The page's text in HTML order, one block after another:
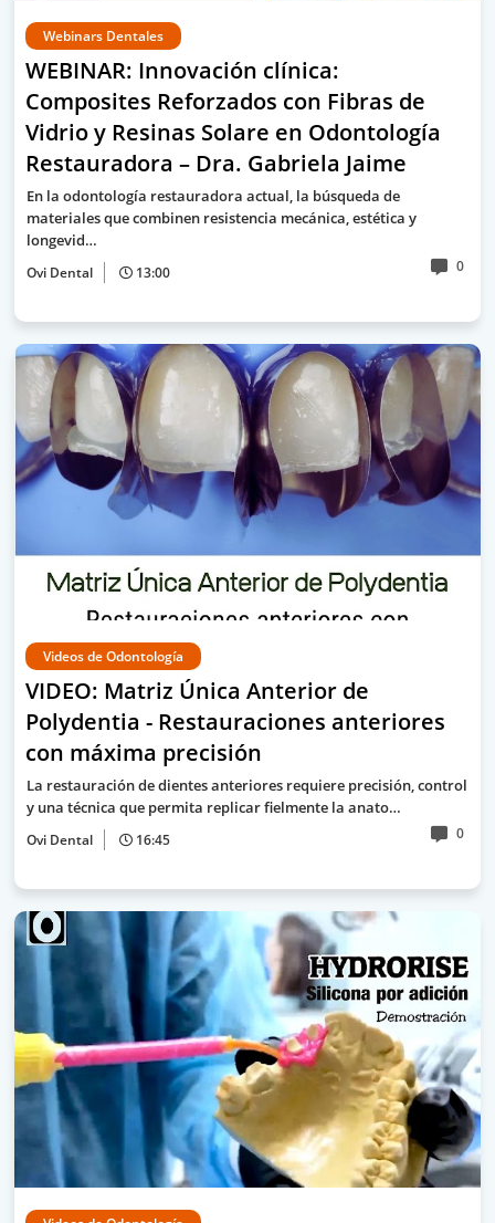
Webinars Dentales
WEBINAR: Innovación clínica:
Composites Reforzados con Fibras de
Vidrio y Resinas Solare en Odontología
Restauradora – Dra. Gabriela Jaime
En la odontología restauradora actual, la búsqueda de
materiales que combinen resistencia mecánica, estética y
longevid…
Ovi Dental 13:00 0
Videos de Odontología
VIDEO: Matriz Única Anterior de
Polydentia - Restauraciones anteriores
con máxima precisión
La restauración de dientes anteriores requiere precisión, control
y una técnica que permita replicar fielmente la anato…
Ovi Dental 16:45 0